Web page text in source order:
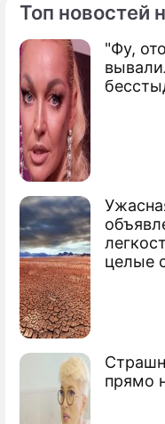
Топ новостей
"Фу,
целые
прямо